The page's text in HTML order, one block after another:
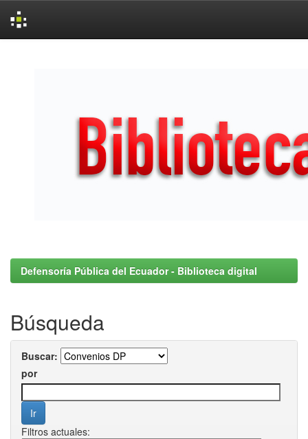
Defensoría Pública del Ecuador - Biblioteca digital
Búsqueda
Buscar:
por
Filtros actuales: